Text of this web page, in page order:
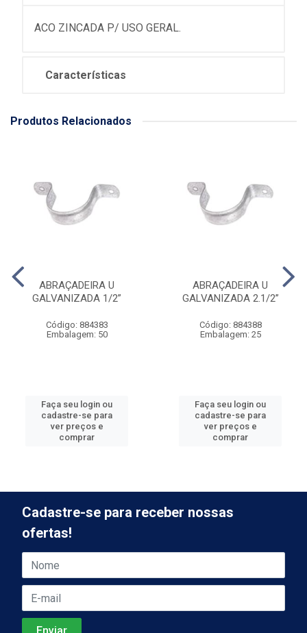
ACO ZINCADA P/ USO GERAL.
Características
Produtos Relacionados
ABRAÇADEIRA U
GALVANIZADA 1/2”
Código: 884383
Embalagem: 50
Faça seu login ou
cadastre-se para
ver preços e
comprar
ABRAÇADEIRA U
GALVANIZADA 2.1/2”
Código: 884388
Embalagem: 25
Faça seu login ou
cadastre-se para
ver preços e
comprar
Cadastre-se para receber nossas
ofertas!